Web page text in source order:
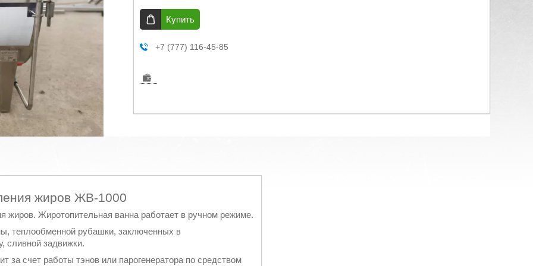
Купить
+7 (777) 116-45-85
жиров ЖВ-1000
жиров. Жиротопительная ванна работает в ручном режиме.
теплообменной рубашки, заключенных в
сливной задвижки.
за счет работы тэнов или парогенератора по средством